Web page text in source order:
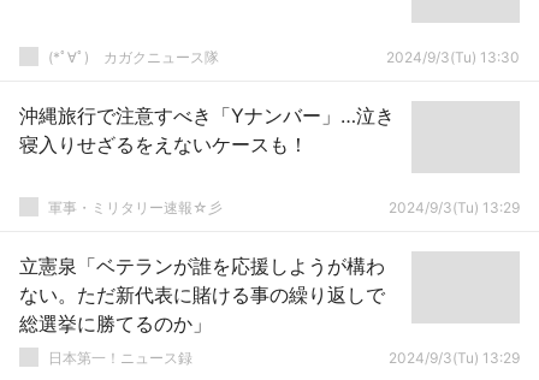
(*ﾟ∀ﾟ)ゞカガクニュース隊 2024/9/3(Tu) 13:30
沖縄旅行で注意すべき「Yナンバー」…泣き
寝入りせざるをえないケースも！
軍事・ミリタリー速報☆彡 2024/9/3(Tu) 13:29
立憲泉「ベテランが誰を応援しようが構わ
ない。ただ新代表に賭ける事の繰り返しで
総選挙に勝てるのか」
日本第一！ニュース録 2024/9/3(Tu) 13:29